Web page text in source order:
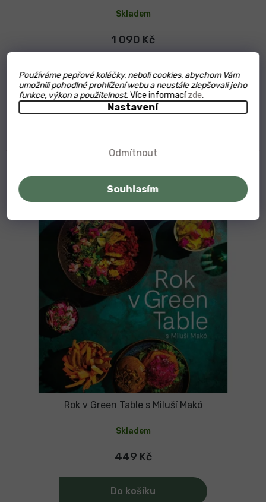
Používáme pepřové koláčky, neboli cookies, abychom Vám
umožnili pohodlné prohlížení webu a neustále zlepšovali jeho
funkce, výkon a použitelnost.Více informacízde.
Nastavení
Odmítnout
Souhlasím
Skladem
1 090 Kč
Do košíku
Připojte se k Ros Rotanak (Chef Nak) na cestě kulinářským
dědictvím Kambodže, kde vám odhalí pečlivě vybranou...
Rok v Green Table s Miluší Makó
Skladem
449 Kč
Do košíku